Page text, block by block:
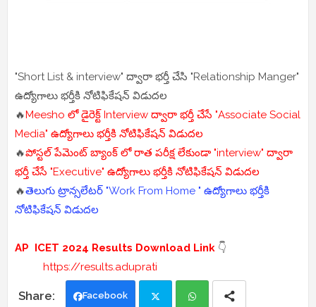
"Short List & interview" ద్వారా భర్తీ చేసి "Relationship Manger"
ఉద్యోగాలు భర్తీకి నోటిఫికేషన్ విడుదల
🔥Meesho లో డైరెక్ట్ Interview ద్వారా భర్తీ చేసే "Associate Social
Media" ఉద్యోగాలు భర్తీకి నోటిఫికేషన్ విడుదల
🔥పోస్టల్ పేమెంట్ బ్యాంక్ లో రాత పరీక్ష లేకుండా "interview" ద్వారా
భర్తీ చేసే "Executive" ఉద్యోగాలు భర్తీకి నోటిఫికేషన్ విడుదల
🔥తెలుగు ట్రాన్సలేటర్ "Work From Home " ఉద్యోగాలు భర్తీకి
నోటిఫికేషన్ విడుదల
AP ICET 2024 Results Download Link 👇
https://results.aduprati
Facebook